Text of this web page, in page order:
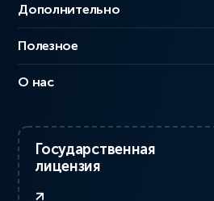
Дополнительно
Полезное
О нас
Государственная
лицензия